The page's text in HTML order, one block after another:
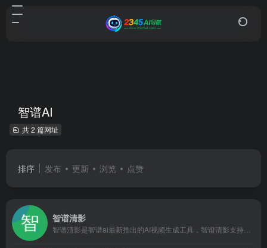
智谱AI
共 2 篇网址
排序 发布 更新 浏览 点赞
智谱清影